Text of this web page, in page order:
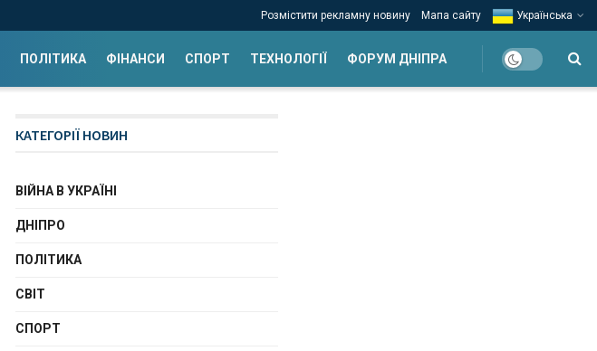
Розмістити рекламну новину Мапа сайту Українська
ПОЛІТИКА ФІНАНСИ СПОРТ ТЕХНОЛОГІЇ ФОРУМ ДНІПРА
КАТЕГОРІЇ НОВИН
ВІЙНА В УКРАЇНІ
ДНІПРО
ПОЛІТИКА
СВІТ
СПОРТ